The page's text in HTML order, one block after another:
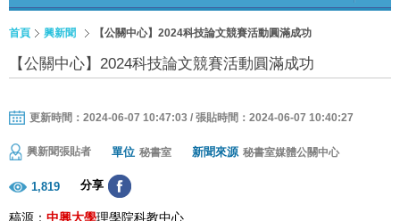
首頁 興新聞 【公關中心】2024科技論文競賽活動圓滿成功
【公關中心】2024科技論文競賽活動圓滿成功
更新時間：2024-06-07 10:47:03 / 張貼時間：2024-06-07 10:40:27
興新聞張貼者 單位 秘書室 新聞來源 秘書室媒體公關中心
1,819 分享
稿源： 中興大學理學院科教中心